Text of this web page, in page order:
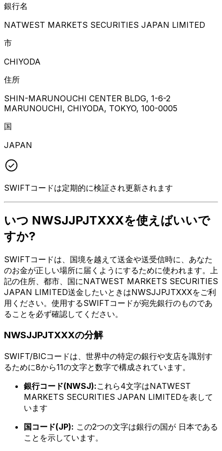
銀行名
NATWEST MARKETS SECURITIES JAPAN LIMITED
市
CHIYODA
住所
SHIN-MARUNOUCHI CENTER BLDG, 1-6-2
MARUNOUCHI, CHIYODA, TOKYO, 100-0005
国
JAPAN
SWIFTコードは定期的に検証され更新されます
いつ NWSJJPJTXXXを使えばいいで
すか?
SWIFTコードは、国境を越えて送金や送受信時に、あなた
のお金が正しい場所に届くようにするために使われます。上
記の住所、都市、国にNATWEST MARKETS SECURITIES
JAPAN LIMITED送金したいときはNWSJJPJTXXXをご利
用ください。使用するSWIFTコードが宛先銀行のものであ
ることを必ず確認してください。
NWSJJPJTXXXの分解
SWIFT/BICコードは、世界中の特定の銀行や支店を識別す
るために8から11の文字と数字で構成されています。
銀行コード(NWSJ):これら4文字はNATWEST
MARKETS SECURITIES JAPAN LIMITEDを表して
います
国コード(JP): この2つの文字は銀行の国が 日本である
ことを示しています。